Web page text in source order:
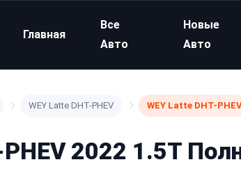
Главная
Все
Авто
Новые
Авто
WEY Latte DHT-PHEV WEY Latte DHT-
PHEV 2022 1.5T